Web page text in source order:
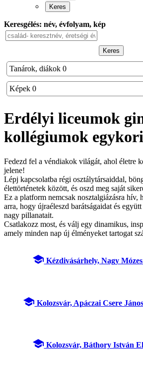
Keres
Keresgélés: név, évfolyam, kép
Keres
Tanárok, diákok 0
Képek 0
Erdélyi liceumok
kollégiumok
Fedezd fel a véndiakok világát, ahol életre
jelene!
Lépj kapcsolatba régi osztálytársaiddal,
élettörténetek között, és oszd meg saját
Ez a platform nemcsak nosztalgiázásra hív,
arra, hogy újraéleszd barátságaidat és
nagy pillanatait.
Csatlakozz most, és válj egy dinamikus,
amely minden nap új élményeket tartogat
school Kézdivásárhely, Nagy
school Kolozsvár, Apáczai Csere
school Kolozsvár, Báthory István